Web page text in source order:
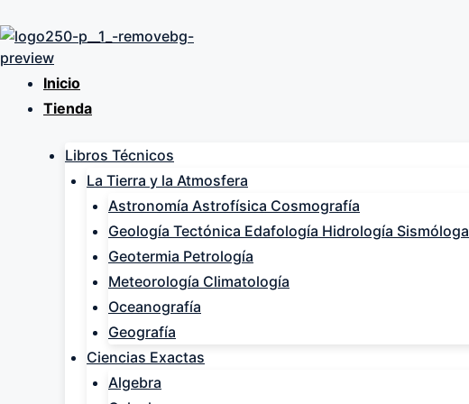
al
contenido
Inicio
Tienda
Libros Técnicos
La Tierra y la Atmosfera
Astronomía Astrofísica Cosmografía
Geología Tectónica Edafología Hidrología Sismóloga
Geotermia Petrología
Meteorología Climatología
Oceanografía
Geografía
Ciencias Exactas
Algebra